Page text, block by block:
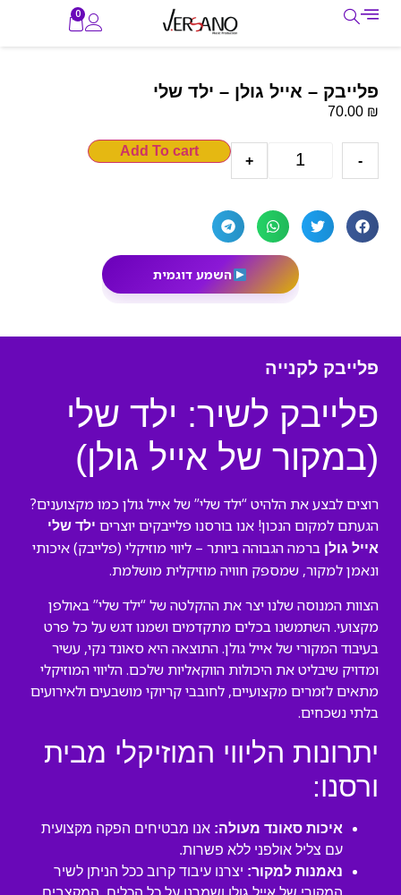
0
פלייבק – אייל גולן – ילד שלי
70.00 ₪
-
+
Add To cart
השמע דוגמית
פלייבק לקנייה
פלייבק לשיר: ילד שלי
(במקור של אייל גולן)
רוצים לבצע את הלהיט “ילד שלי” של אייל גולן כמו מקצוענים?
הגעתם למקום הנכון! אנו בורסנו פלייבקים יוצרים ילד שלי
אייל גולן ברמה הגבוהה ביותר – ליווי מוזיקלי (פלייבק) איכותי
ונאמן למקור, שמספק חוויה מוזיקלית מושלמת.
הצוות המנוסה שלנו יצר את ההקלטה של “ילד שלי” באולפן
מקצועי. השתמשנו בכלים מתקדמים ושמנו דגש על כל פרט
בעיבוד המקורי של אייל גולן. התוצאה היא סאונד נקי, עשיר
ומדויק שיבליט את היכולות הווקאליות שלכם. הליווי המוזיקלי
מתאים לזמרים מקצועיים, לחובבי קריוקי מושבעים ולאירועים
בלתי נשכחים.
יתרונות הליווי המוזיקלי מבית
ורסנו:
איכות סאונד מעולה: אנו מבטיחים הפקה מקצועית
עם צליל אולפני ללא פשרות.
נאמנות למקור: יצרנו עיבוד קרוב ככל הניתן לשיר